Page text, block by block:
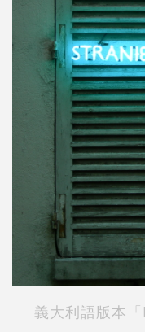
義大利語版本